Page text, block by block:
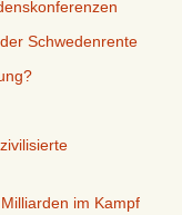
Schwedenrente
im Kampf